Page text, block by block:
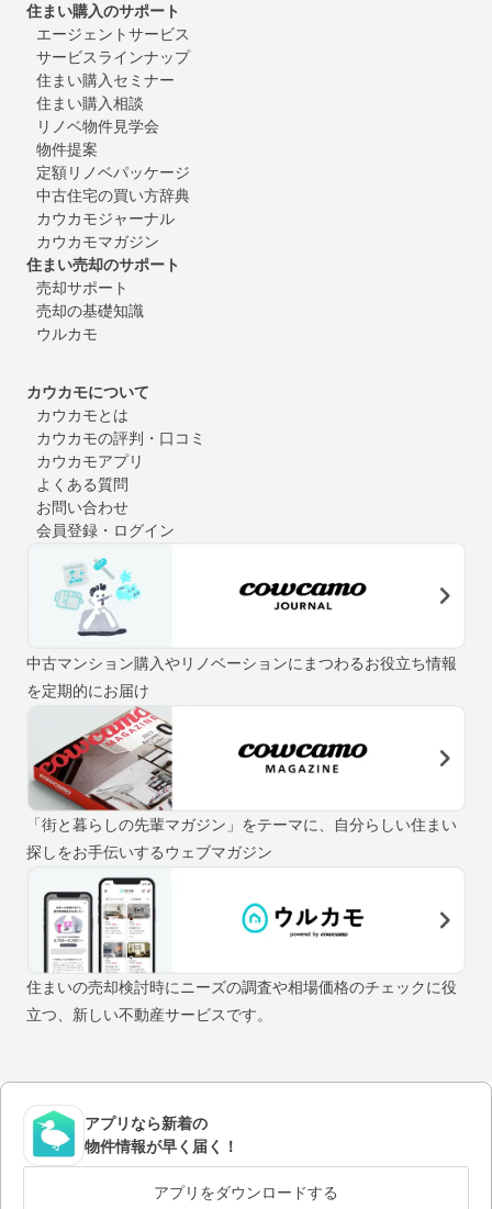
住まい購入のサポート
エージェントサービス
サービスラインナップ
住まい購入セミナー
住まい購入相談
リノベ物件見学会
物件提案
定額リノベパッケージ
中古住宅の買い方辞典
カウカモジャーナル
カウカモマガジン
住まい売却のサポート
売却サポート
売却の基礎知識
ウルカモ
カウカモについて
カウカモとは
カウカモの評判・口コミ
カウカモアプリ
よくある質問
お問い合わせ
会員登録・ログイン
中古マンション購入やリノベーションにまつわるお役立ち情報
を定期的にお届け
「街と暮らしの先輩マガジン」をテーマに、自分らしい住まい
探しをお手伝いするウェブマガジン
住まいの売却検討時にニーズの調査や相場価格のチェックに役
立つ、新しい不動産サービスです。
アプリなら新着の
物件情報が早く届く！
アプリをダウンロードする